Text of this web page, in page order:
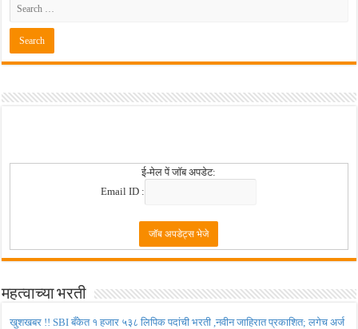
ई-मेल पें जॉब अपडेट:
Email ID :
महत्वाच्या भरती
खुशखबर !! SBI बँकेत १ हजार ५३८ लिपिक पदांची भरती ,नवीन जाहिरात प्रकाशित; लगेच अर्ज